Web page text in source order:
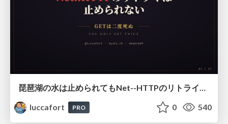
luccafort
PRO 0 540